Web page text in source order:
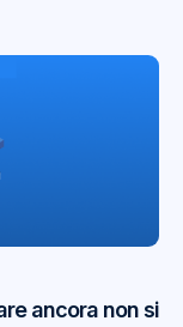
ancora non si